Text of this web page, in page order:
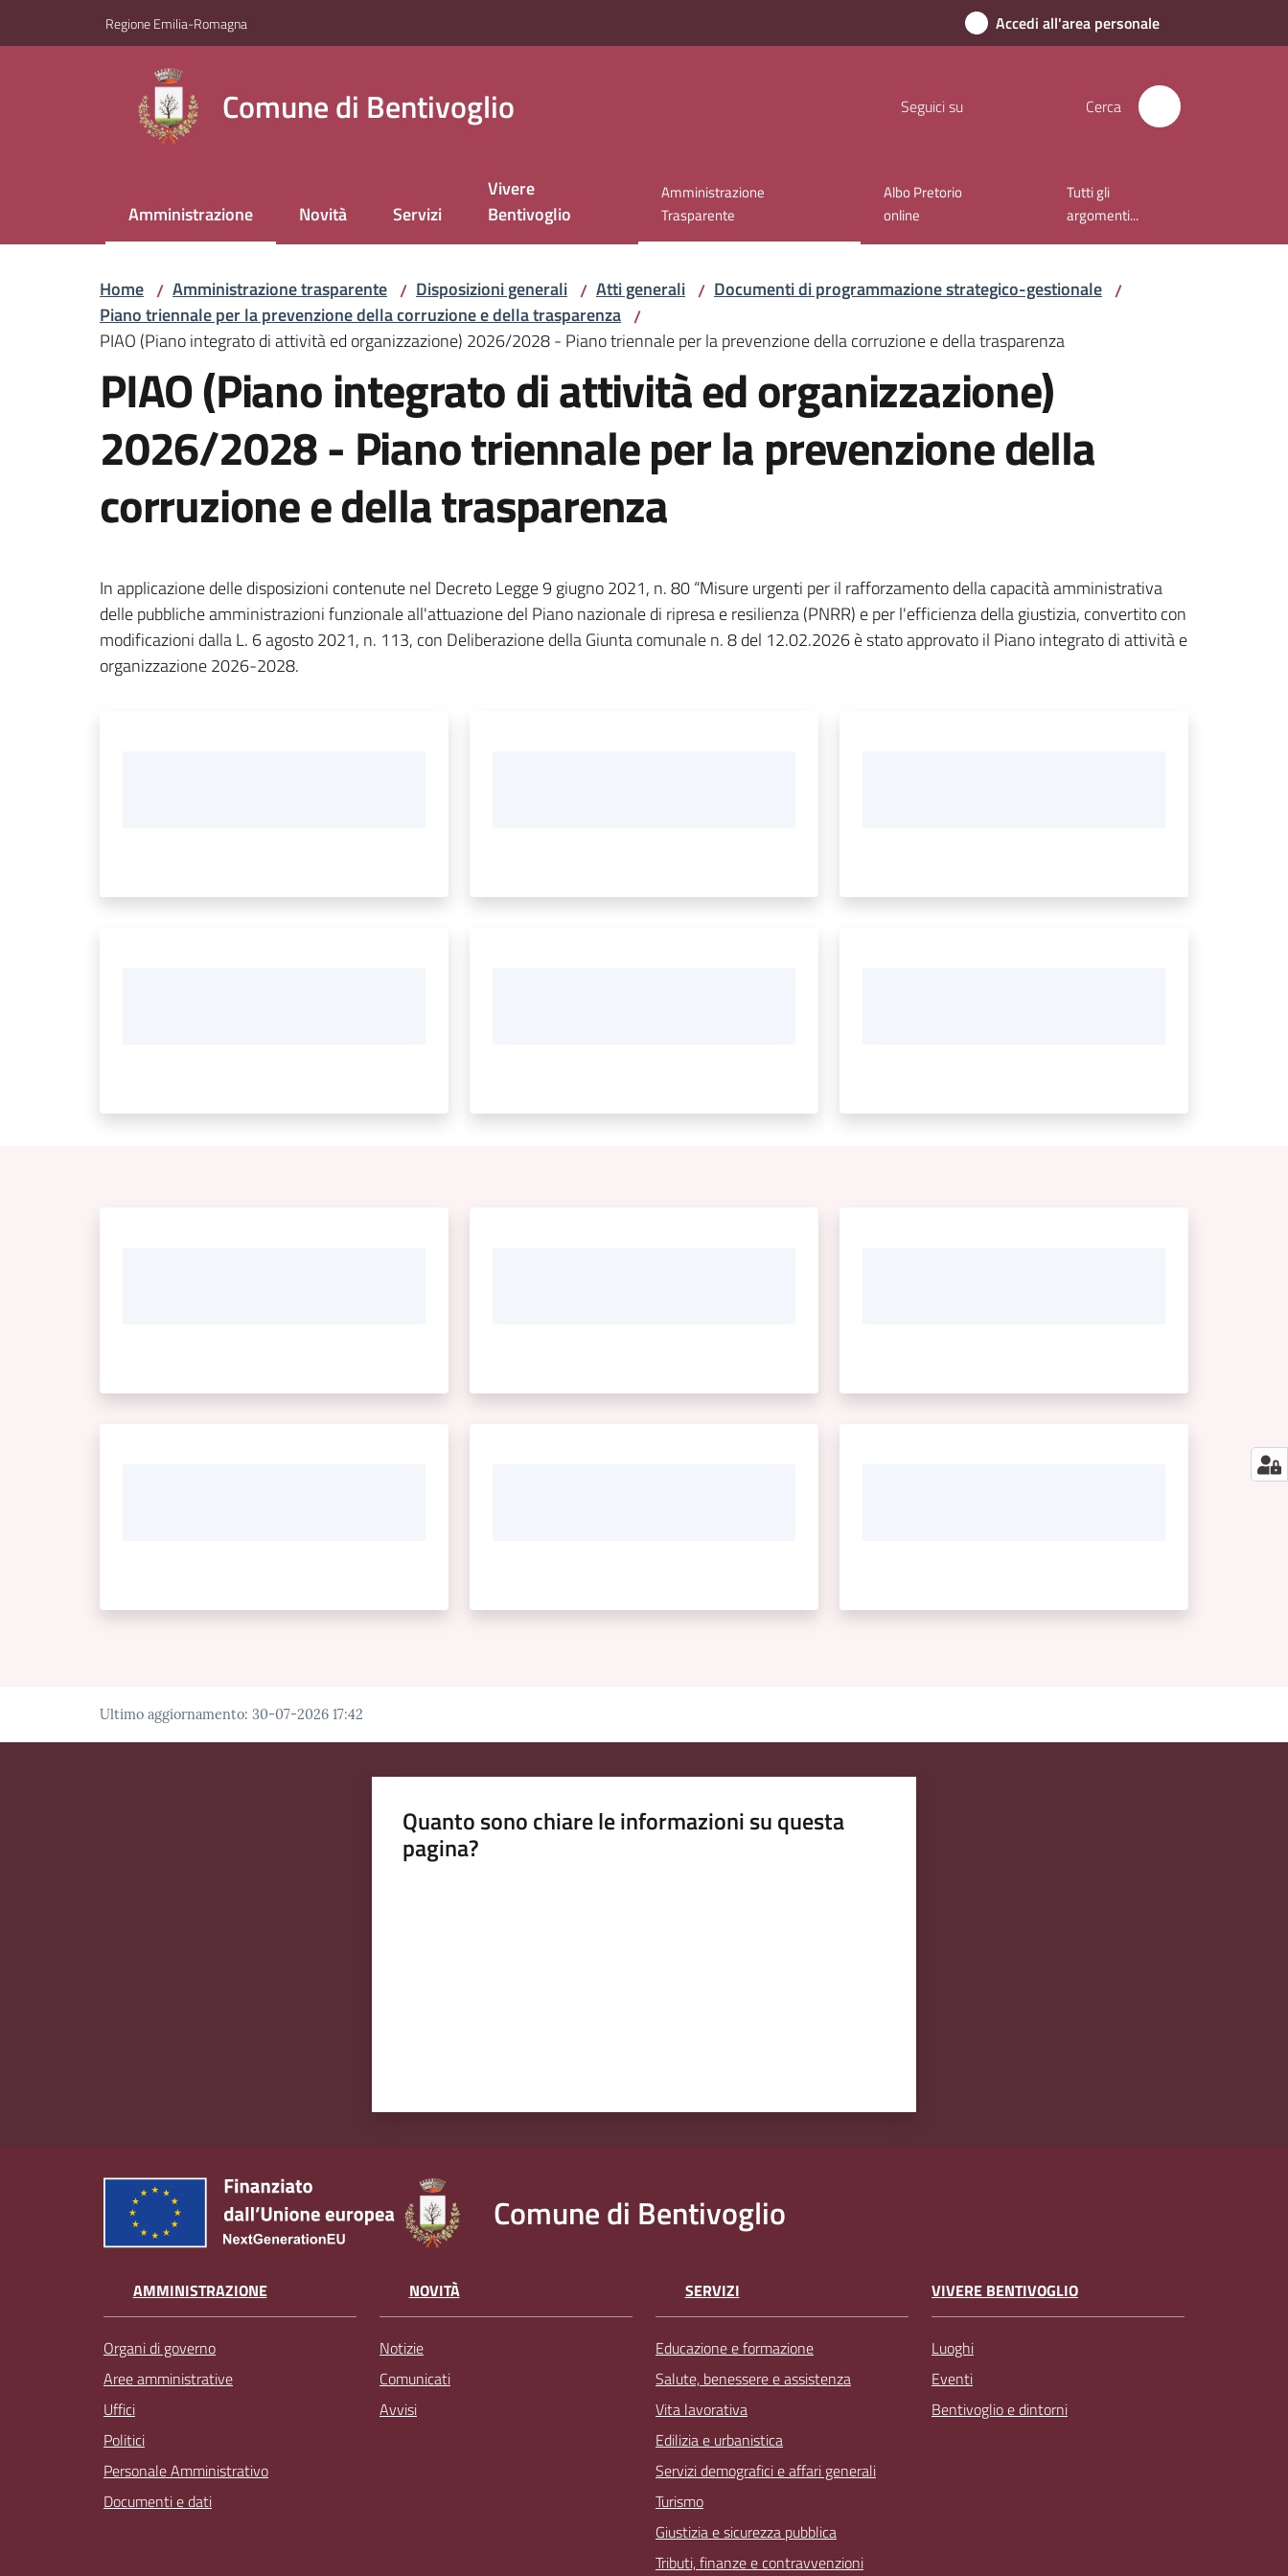
Regione Emilia-Romagna Accedi all'area personale
Comune di Bentivoglio Seguici su Cerca
Amministrazione
Menu selezionato Novità Servizi
Vivere
Bentivoglio
Amministrazione
Trasparente
Menu selezionato
Albo Pretorio
online
Tutti gli
argomenti...
Home / Amministrazione trasparente / Disposizioni generali / Atti generali / Documenti di programmazione strategico-gestionale /
Piano triennale per la prevenzione della corruzione e della trasparenza /
PIAO (Piano integrato di attività ed organizzazione) 2026/2028 - Piano triennale per la prevenzione della corruzione e della trasparenza
PIAO (Piano integrato di attività ed organizzazione)
2026/2028 - Piano triennale per la prevenzione della
corruzione e della trasparenza
In applicazione delle disposizioni contenute nel Decreto Legge 9 giugno 2021, n. 80 “Misure urgenti per il rafforzamento della capacità amministrativa
delle pubbliche amministrazioni funzionale all'attuazione del Piano nazionale di ripresa e resilienza (PNRR) e per l'efficienza della giustizia, convertito con
modificazioni dalla L. 6 agosto 2021, n. 113, con Deliberazione della Giunta comunale n. 8 del 12.02.2026 è stato approvato il Piano integrato di attività e
organizzazione 2026-2028.
Ultimo aggiornamento: 30-07-2026 17:42
Quanto sono chiare le informazioni su questa
pagina?
Comune di Bentivoglio
AMMINISTRAZIONE
Organi di governo
Aree amministrative
Uffici
Politici
Personale Amministrativo
Documenti e dati
NOVITÀ
Notizie
Comunicati
Avvisi
SERVIZI
Educazione e formazione
Salute, benessere e assistenza
Vita lavorativa
Edilizia e urbanistica
Servizi demografici e affari generali
Turismo
Giustizia e sicurezza pubblica
Tributi, finanze e contravvenzioni
VIVERE BENTIVOGLIO
Luoghi
Eventi
Bentivoglio e dintorni